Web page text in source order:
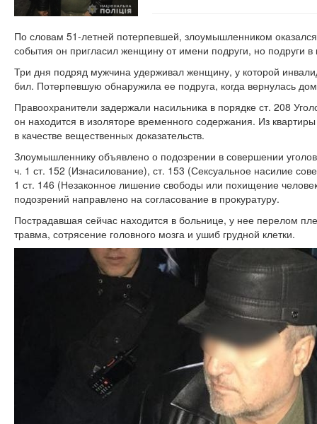
По словам 51-летней потерпевшей, злоумышленником
события он пригласил женщину от имени подруги, но подруги
Три дня подряд мужчина удерживал женщину, у которой
бил. Потерпевшую обнаружила ее подруга, когда вернулась
Правоохранители задержали насильника в порядке ст. 208
он находится в изоляторе временного содержания. Из
в качестве вещественных доказательств.
Злоумышленнику объявлено о подозрении в совершении
ч. 1 ст. 152 (Изнасилование), ст. 153 (Сексуальное насилие
1 ст. 146 (Незаконное лишение свободы или похищение
подозрений направлено на согласование в прокуратуру.
Пострадавшая сейчас находится в больнице, у нее перелом
травма, сотрясение головного мозга и ушиб грудной клетки.